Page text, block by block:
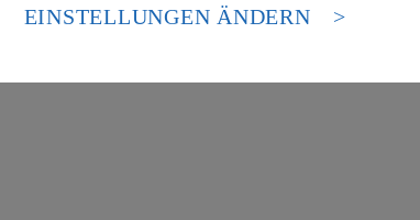
US-amerikanische Behörden.
EINSTELLUNGEN ÄNDERN